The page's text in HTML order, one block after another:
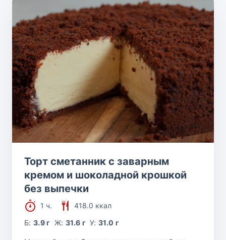
Торт сметанник с заварным
кремом и шоколадной крошкой
без выпечки
1 ч.
418.0 ккал
Б:3.9 г Ж: 31.6 г У:31.0 г